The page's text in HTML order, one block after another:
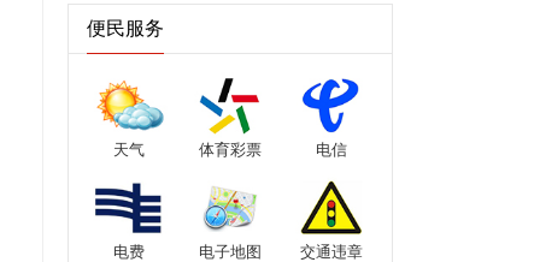
便民服务
天气 体育彩票 电信
电费 电子地图 交通违章